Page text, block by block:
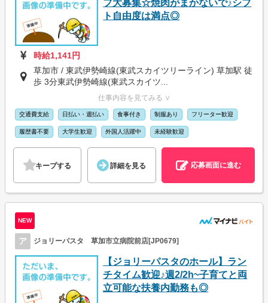
フ大募集☆焼肉がまかないで♪シフ
ト自由度は満点◎
時給1,141円
草加市 / 東武伊勢崎線(東武スカイツリーライン) 草加駅 徒
歩 3分東武伊勢崎線(東武スカイツ...
仕事内容を見てみる ∨
交通費支給 日払い・週払い 食事付き 制服あり フリーター歓迎
履歴書不要 大学生歓迎 外国人活躍中 未経験歓迎
キープする 詳細を見る 応募画面に進む
NEW
ア ジョリーパスタ 草加市立病院前店[JP0679]
【ジョリーパスタのホール】ラン
チタイム歓迎♪週2/2h~子育てと両
立可能な扶養内勤務も◎